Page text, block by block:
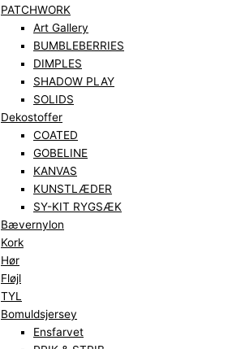
PATCHWORK
Art Gallery
BUMBLEBERRIES
DIMPLES
SHADOW PLAY
SOLIDS
Dekostoffer
COATED
GOBELINE
KANVAS
KUNSTLÆDER
SY-KIT RYGSÆK
Bævernylon
Kork
Hør
Fløjl
TYL
Bomuldsjersey
Ensfarvet